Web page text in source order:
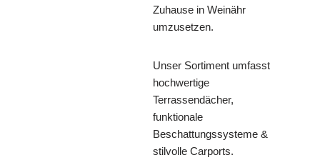
Zuhause in Weinähr
umzusetzen.
Unser Sortiment umfasst
hochwertige
Terrassendächer,
funktionale
Beschattungssysteme &
stilvolle Carports.